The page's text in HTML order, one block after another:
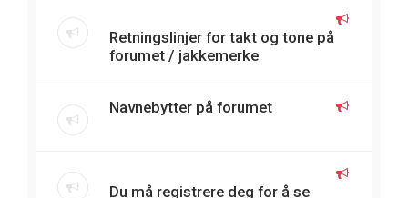
Retningslinjer for takt og tone på
forumet / jakkemerke
Navnebytter på forumet
Du må registrere deg for å se